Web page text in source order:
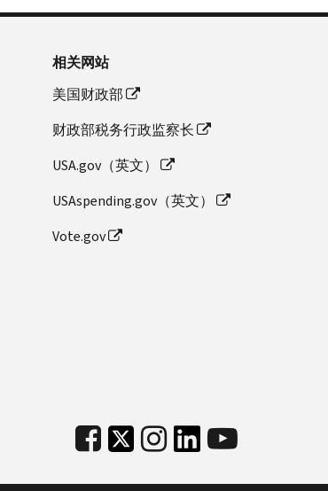
相关网站
美国财政部
财政部税务行政监察长
USA.gov（英文）
USAspending.gov（英文）
Vote.gov